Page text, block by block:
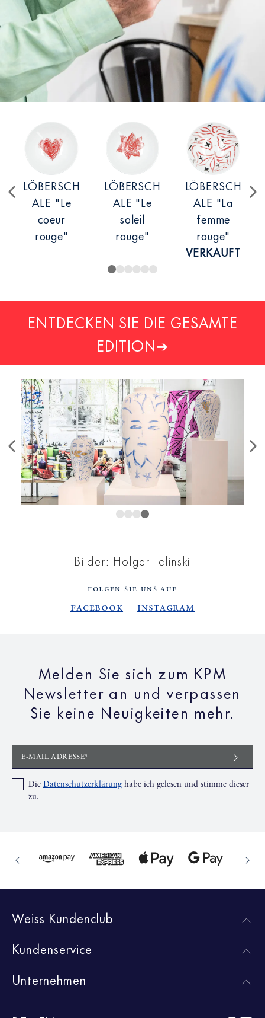
LÖBERSCH
ALE "Le
coeur
rouge"
LÖBERSCH
ALE "Le
soleil
rouge"
LÖBERSCH
ALE "La
femme
rouge"
VERKAUFT
ENTDECKEN SIE DIE GESAMTE
EDITION➔
Bilder: Holger Talinski
FOLGEN SIE UNS AUF
Facebook Instagram
Melden Sie sich zum KPM
Newsletter an und verpassen
Sie keine Neuigkeiten mehr.
E-MAIL ADRESSE*
Die Datenschutzerklärung habe ich gelesen und stimme dieser
zu.
Weiss Kundenclub
Kundenservice
Unternehmen